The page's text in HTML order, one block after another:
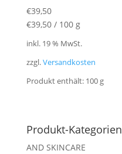
€39,50
€39,50/ 100 g
inkl. 19 % MwSt.
zzgl.Versandkosten
Produkt enthält: 100 g
Produkt-Kategorien
AND SKINCARE